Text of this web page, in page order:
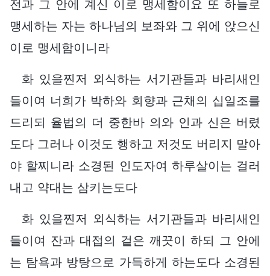
전과 그 안에 계신 이로 맹세함이요 또 하늘로
맹세하는 자는 하나님의 보좌와 그 위에 앉으신
이로 맹세함이니라
화 있을찐저 외식하는 서기관들과 바리새인
들이여 너희가 박하와 회향과 근채의 십일조를
드리되 율법의 더 중한바 의와 인과 신은 버렸
도다 그러나 이것도 행하고 저것도 버리지 말아
야 할찌니라 소경된 인도자여 하루살이는 걸러
내고 약대는 삼키는도다
화 있을찐저 외식하는 서기관들과 바리새인
들이여 잔과 대접의 겉은 깨끗이 하되 그 안에
는 탐욕과 방탕으로 가득하게 하는도다 소경된